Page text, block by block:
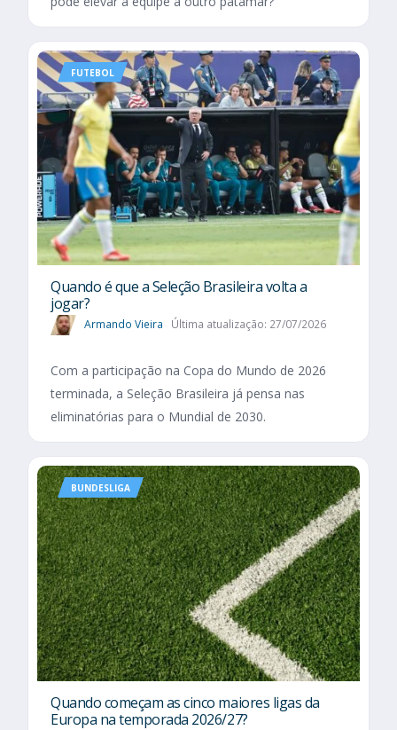
FUTEBOL
Quando é que a Seleção Brasileira volta a
jogar?
Armando Vieira Última atualização: 27/07/2026
Com a participação na Copa do Mundo de 2026
terminada, a Seleção Brasileira já pensa nas
eliminatórias para o Mundial de 2030.
BUNDESLIGA
Quando começam as cinco maiores ligas da
Europa na temporada 2026/27?